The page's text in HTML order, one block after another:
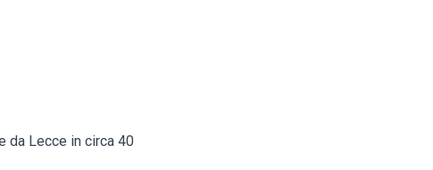
da Lecce in circa 40